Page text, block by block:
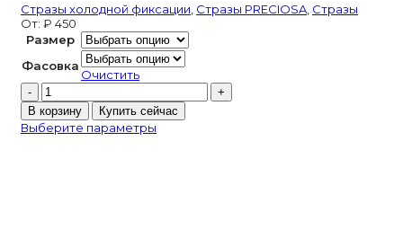
Стразы холодной фиксации Стразы PRECIOSA Стразы
От: ₽ 450
Размер
Фасовка
Очистить
Количество
товара
Preciosa
VIVA12
В корзину Купить сейчас
Выберите параметры